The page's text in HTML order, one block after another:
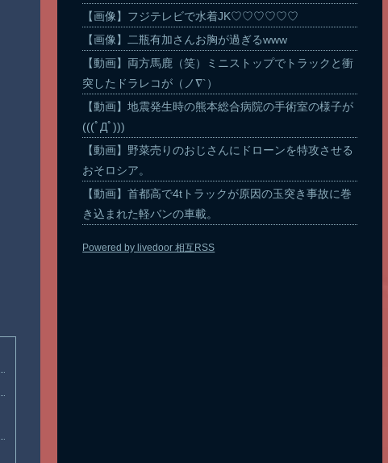
【画像】フジテレビで水着JK♡♡♡♡♡♡
【画像】二瓶有加さんお胸が過ぎるwww
【動画】両方馬鹿（笑）ミニストップでトラックと衝
突したドラレコが（ノ∇`）
【動画】地震発生時の熊本総合病院の手術室の様子が
(((ﾟДﾟ)))
【動画】野菜売りのおじさんにドローンを特攻させる
おそロシア。
【動画】首都高で4tトラックが原因の玉突き事故に巻
き込まれた軽バンの車載。
Powered by livedoor 相互RSS